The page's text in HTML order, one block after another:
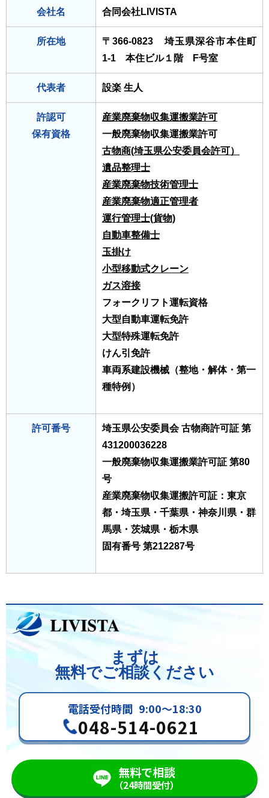
会社名 合同会社LIVISTA
所在地
〒366-0823 埼玉県深谷市本住町
1-1 本住ビル１階 F号室
代表者 設楽 生人
許認可
保有資格
産業廃棄物収集運搬業許可
一般廃棄物収集運搬業許可
古物商(埼玉県公安委員会許可）
遺品整理士
産業廃棄物技術管理士
産業廃棄物適正管理者
運行管理士(貨物)
自動車整備士
玉掛け
小型移動式クレーン
ガス溶接
フォークリフト運転資格
大型自動車運転免許
大型特殊運転免許
けん引免許
車両系建設機械（整地・解体・第一
種特例）
許可番号
埼玉県公安委員会 古物商許可証 第
431200036228
一般廃棄物収集運搬業許可証 第80
号
産業廃棄物収集運搬許可証：東京
都・埼玉県・千葉県・神奈川県・群
馬県・茨城県・栃木県
固有番号 第212287号
まずは
無料でご相談ください
電話受付時間 9:00～18:30
048-514-0621
無料で相談
（24時間受付）